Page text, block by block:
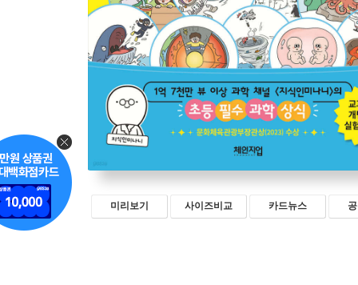
미리보기 사이즈비교 카드뉴스